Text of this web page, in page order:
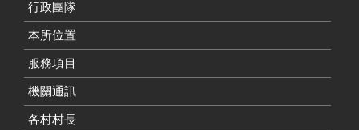
行政團隊
本所位置
服務項目
機關通訊
各村村長